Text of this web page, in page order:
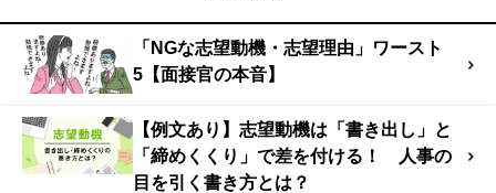
「NGな志望動機・志望理由」ワースト
5【面接官の本音】
【例文あり】志望動機は「書き出し」と
「締めくくり」で差を付ける！ 人事の
目を引く書き方とは？